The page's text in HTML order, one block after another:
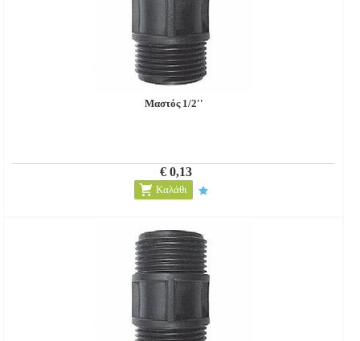
Μαστός 1/2''
€ 0,13
Καλάθι